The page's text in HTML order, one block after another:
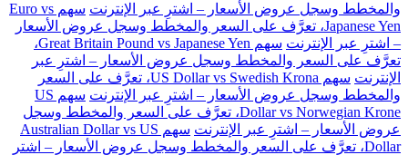
والمخطط وسجل عروض الأسعار – اشترِ عبر الإنترنت
سهم Euro vs
Japanese Yen، تعرَّف على السعر والمخطط وسجل عروض الأسعار
– اشترِ عبر الإنترنت
سهم Great Britain Pound vs Japanese Yen،
تعرَّف على السعر والمخطط وسجل عروض الأسعار – اشترِ عبر
الإنترنت
سهم US Dollar vs Swedish Krona، تعرَّف على السعر
والمخطط وسجل عروض الأسعار – اشترِ عبر الإنترنت
سهم US
Dollar vs Norwegian Krone، تعرَّف على السعر والمخطط وسجل
عروض الأسعار – اشترِ عبر الإنترنت
سهم Australian Dollar vs US
Dollar، تعرَّف على السعر والمخطط وسجل عروض الأسعار – اشترِ